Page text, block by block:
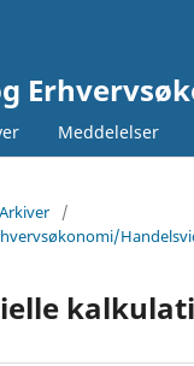
Meddelelser
Arkiver
/